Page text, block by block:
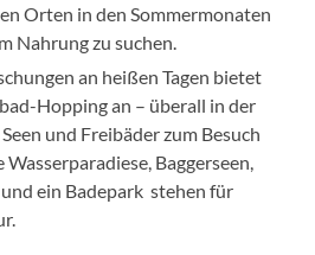
Orten in den Sommermonaten
Nahrung zu suchen.
an heißen Tagen bietet
Hopping an – überall in der
und Freibäder zum Besuch
Wasserparadiese, Baggerseen,
ein Badepark stehen für